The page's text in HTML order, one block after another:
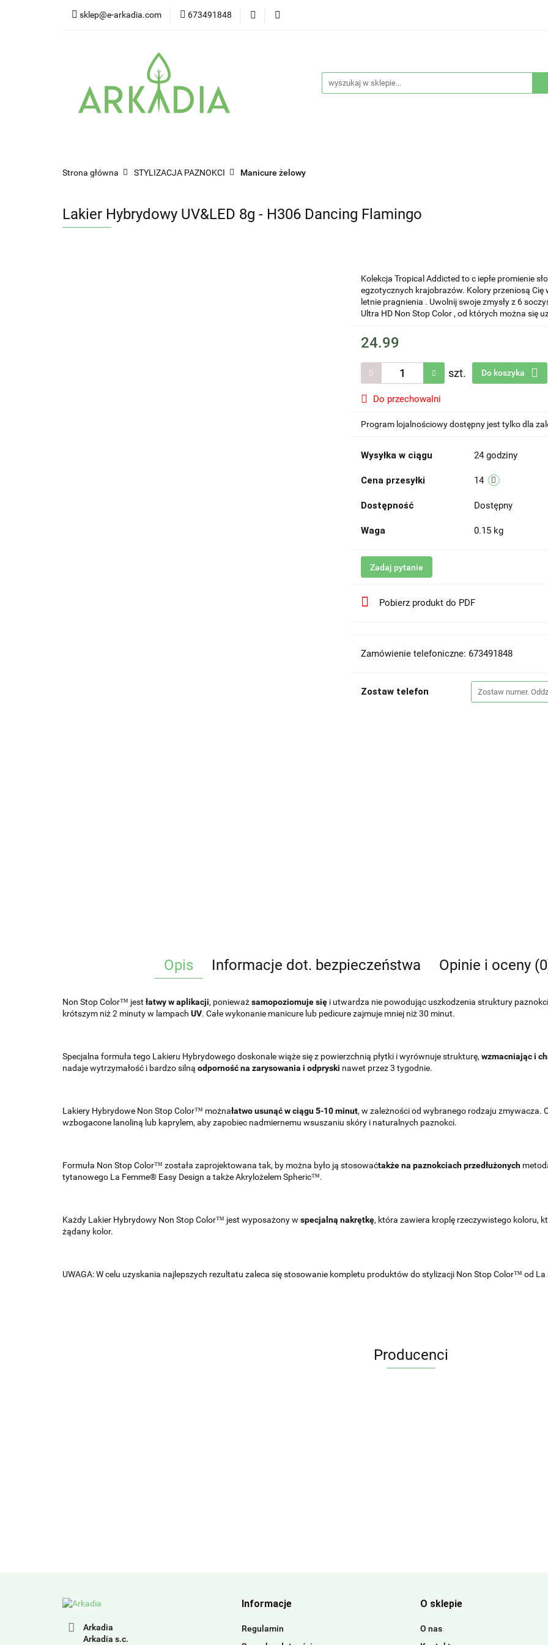
sklep@e-arkadia.com 673491848
Kategorie Producenci
Strona główna STYLIZACJA PAZNOKCI Manicure żelowy
Lakier Hybrydowy UV&LED 8g - H306 Dancing Flamingo
Kolekcja Tropical Addicted to c iepłe promienie
egzotycznych krajobrazów. Kolory przeniosą
letnie pragnienia . Uwolnij swoje zmysły z 6
Ultra HD Non Stop Color , od których można się
24.99
szt. Do koszyka
Do przechowalni
Program lojalnościowy dostępny jest tylko dla
Wysyłka w ciągu 24 godziny
Cena przesyłki 14
Dostępność Dostępny
Waga 0.15 kg
Zadaj pytanie
Pobierz produkt do PDF
Zamówienie telefoniczne: 673491848
Zostaw telefon
Opis Informacje dot. bezpieczeństwa Opinie i oceny
Non Stop Color™ jest łatwy w aplikacji, ponieważsamopoziomuje się i utwardza nie powodując uszkodzenia struktury
krótszym niż 2 minuty w lampach UV. Całe wykonanie manicure lub pedicure zajmuje mniej niż 30 minut.
Specjalna formuła tego Lakieru Hybrydowego doskonale wiąże się z powierzchnią płytki i wyrównuje strukturę, wzmacniając i
nadaje wytrzymałość i bardzo silną odporność na zarysowania i odpryski nawet przez 3 tygodnie.
Lakiery Hybrydowe Non Stop Color™ możnałatwo usunąć w ciągu 5-10 minut, w zależności od wybranego rodzaju zmywacza.
wzbogacone lanoliną lub kaprylem, aby zapobiec nadmiernemu wsuszaniu skóry i naturalnych paznokci.
Formuła Non Stop Color™ została zaprojektowana tak, by można było ją stosowaćtakże na paznokciach przedłużonych
tytanowego La Femme® Easy Design a także Akrylożelem Spheric™.
Każdy Lakier Hybrydowy Non Stop Color™ jest wyposażony w specjalną nakrętkę, która zawiera kroplę rzeczywistego koloru,
żądany kolor.
UWAGA: W celu uzyskania najlepszych rezultatu zaleca się stosowanie kompletu produktów do stylizacji Non Stop Color™ od
Producenci
Arkadia
Arkadia s.c.
Informacje
Regulamin
O sklepie
O nas